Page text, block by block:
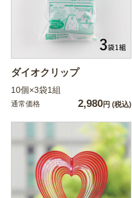
ダイオクリップ
10個×3袋1組
通常価格 2,980円 (税込)